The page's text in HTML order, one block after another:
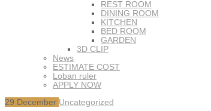
REST ROOM
DINING ROOM
KITCHEN
BED ROOM
GARDEN
3D CLIP
News
ESTIMATE COST
Loban ruler
APPLY NOW
29 December Uncategorized